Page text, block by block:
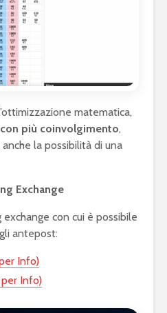
matematica,
più coinvolgimento,
la possibilità di una
Exchange
con cui è possibile
antepost:
Info)
Info)